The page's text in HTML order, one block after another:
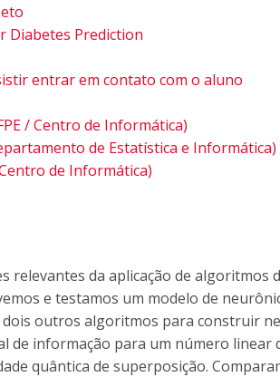
Diabetes Prediction
entrar em contato com o aluno
/ Centro de Informática)
de Estatística e Informática)
de Informática)
da aplicação de algoritmos
e testamos um modelo de
outros algoritmos para construir
informação para um número linear
quântica de superposição.